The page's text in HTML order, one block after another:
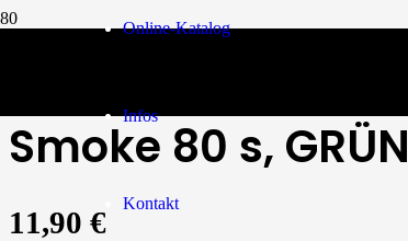
Online-Katalog
Infos
Kontakt
Smoke 80 s, GRÜN
11,90 €